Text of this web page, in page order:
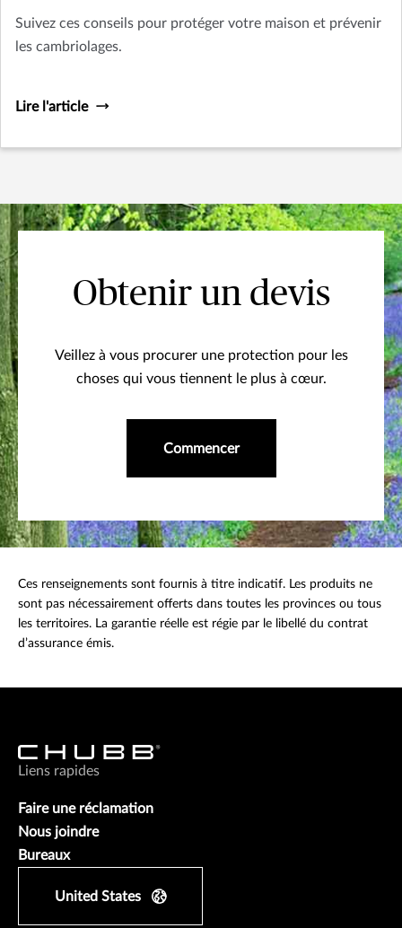
Suivez ces conseils pour protéger votre maison et prévenir
les cambriolages.
Lire l'article
Obtenir un devis
Veillez à vous procurer une protection pour les
choses qui vous tiennent le plus à cœur.
Commencer
Ces renseignements sont fournis à titre indicatif. Les produits ne
sont pas nécessairement offerts dans toutes les provinces ou tous
les territoires. La garantie réelle est régie par le libellé du contrat
d’assurance émis.
Liens rapides
Faire une réclamation
Nous joindre
Bureaux
United States